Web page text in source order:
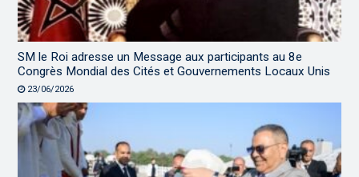
SM le Roi adresse un Message aux participants au 8e
Congrès Mondial des Cités et Gouvernements Locaux Unis
23/06/2026